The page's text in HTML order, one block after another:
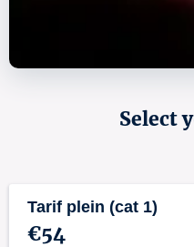
Select
Tarif plein (cat 1)
€54